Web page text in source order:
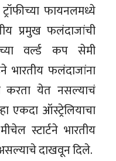
फायनलमध्ये
प्रमुख फलंदाजांची
वर्ल्ड कप सेमी
भारतीय फलंदाजांना
करता येत नसल्याचं
एकदा ऑस्ट्रेलियाचा
स्टार्टने भारतीय
दाखवून दिले.